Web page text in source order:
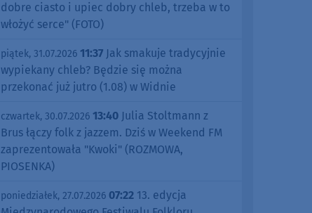
dobre ciasto i upiec dobry chleb, trzeba w to
włożyć serce" (FOTO)
piątek, 31.07.2026 11:37 Jak smakuje tradycyjnie
wypiekany chleb? Będzie się można
przekonać już jutro (1.08) w Widnie
czwartek, 30.07.2026 13:40 Julia Stoltmann z
Brus łączy folk z jazzem. Dziś w Weekend FM
zaprezentowała "Kwoki" (ROZMOWA,
PIOSENKA)
poniedziałek, 27.07.2026 07:22 13. edycja